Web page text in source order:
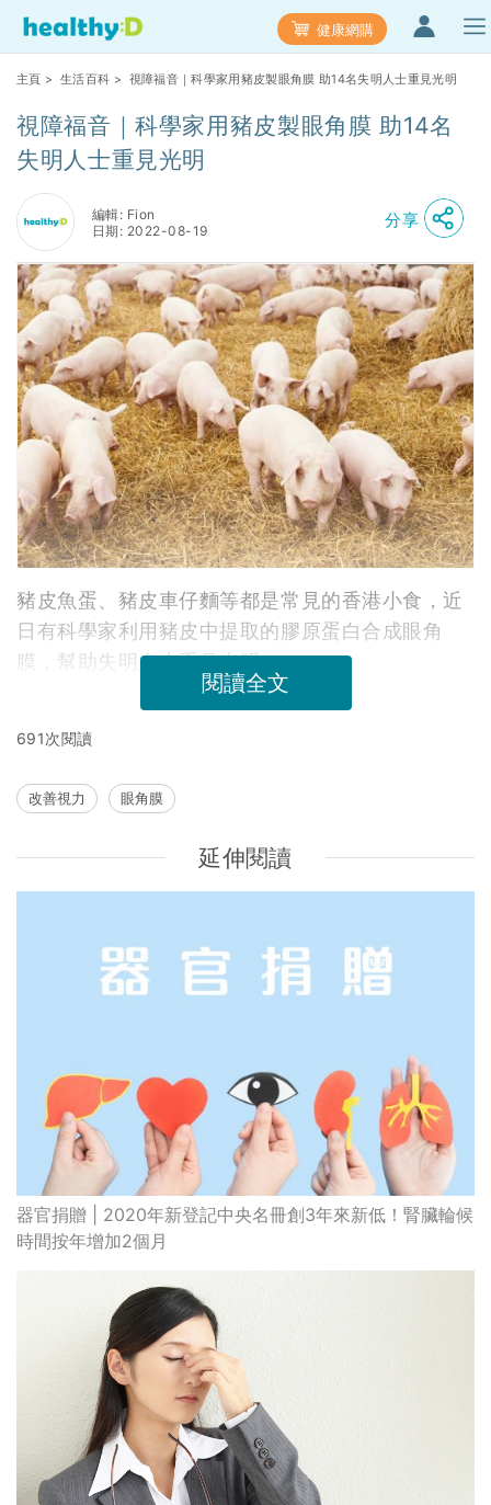
健康網購
主頁 > 生活百科 > 視障福音｜科學家用豬皮製眼角膜 助14名失明人士重見光明
視障福音｜科學家用豬皮製眼角膜 助14名
失明人士重見光明
編輯: Fion
日期: 2022-08-19
分享
豬皮魚蛋、豬皮車仔麵等都是常見的香港小食，近
日有科學家利用豬皮中提取的膠原蛋白合成眼角
膜，幫助失明人士重見光明。
閱讀全文
691次閱讀
改善視力 眼角膜
延伸閱讀
器官捐贈 | 2020年新登記中央名冊創3年來新低！腎臟輪候
時間按年增加2個月